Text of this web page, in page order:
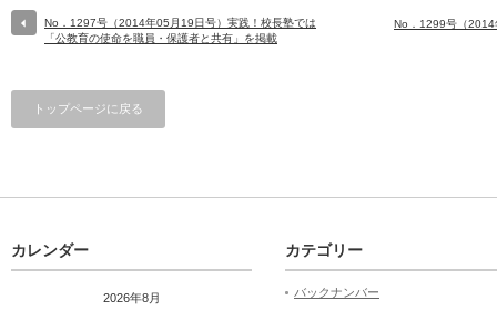
No．1297号（2014年05月19日号）実践！校長塾では
「公教育の使命を職員・保護者と共有」を掲載
No．1299号（2014
トップページに戻る
カレンダー
2026年8月
カテゴリー
バックナンバー